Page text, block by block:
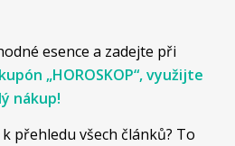
esence a zadejte při
kupón „HOROSKOP“, využijte
nákup!
přehledu všech článků? To